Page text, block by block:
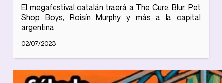
El megafestival catalán traerá a The Cure, Blur, Pet
Shop Boys, Roisín Murphy y más a la capital
argentina
02/07/2023